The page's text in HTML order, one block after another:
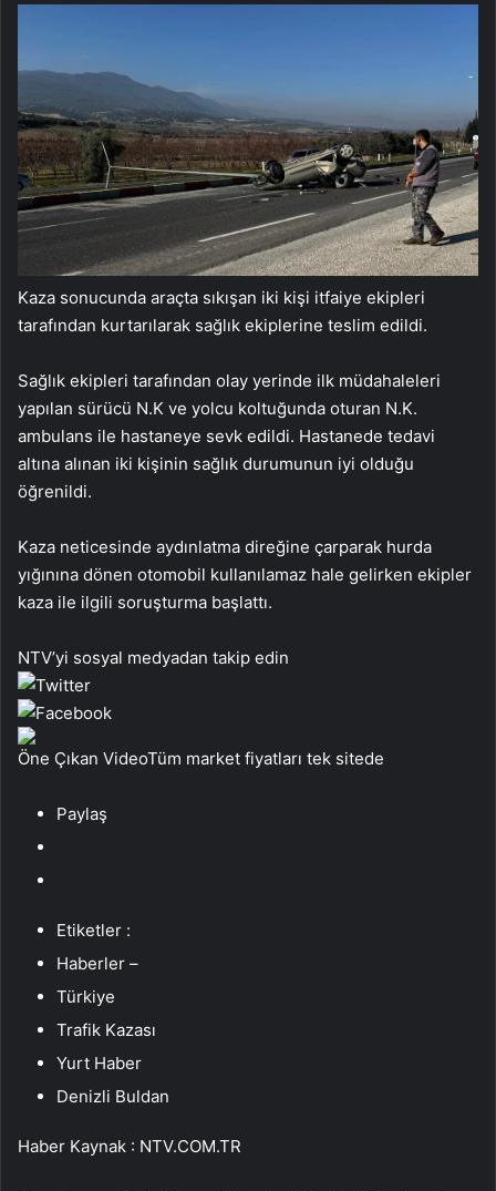
Kaza sonucunda araçta sıkışan iki kişi itfaiye ekipleri
tarafından kurtarılarak sağlık ekiplerine teslim edildi.
Sağlık ekipleri tarafından olay yerinde ilk müdahaleleri
yapılan sürücü N.K ve yolcu koltuğunda oturan N.K.
ambulans ile hastaneye sevk edildi. Hastanede tedavi
altına alınan iki kişinin sağlık durumunun iyi olduğu
öğrenildi.
Kaza neticesinde aydınlatma direğine çarparak hurda
yığınına dönen otomobil kullanılamaz hale gelirken ekipler
kaza ile ilgili soruşturma başlattı.
NTV’yi sosyal medyadan takip edin
Öne Çıkan VideoTüm market fiyatları tek sitede
Paylaş
Etiketler :
Haberler –
Türkiye
Trafik Kazası
Yurt Haber
Denizli Buldan
Haber Kaynak : NTV.COM.TR